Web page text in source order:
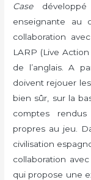
Casedéveloppé
enseignante au
collaboration
LARP (Live
de l’anglais. A
doivent rejouer
bien sûr, sur la
comptes
propres au jeu.
civilisation
collaboration
qui propose une